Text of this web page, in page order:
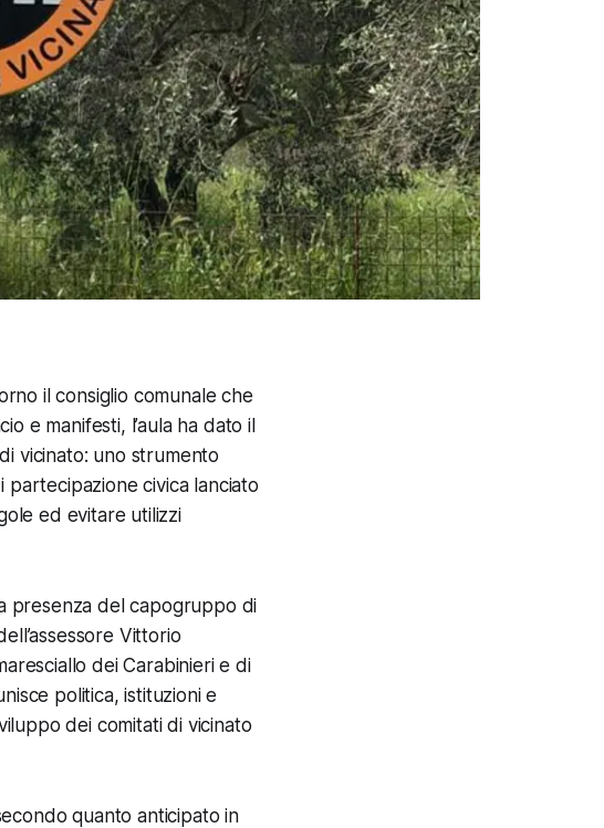
il consiglio comunale che
e manifesti, l’aula ha dato il
vicinato: uno strumento
partecipazione civica lanciato
ed evitare utilizzi
presenza del capogruppo di
Vittorio
dei Carabinieri e di
politica, istituzioni e
dei comitati di vicinato
quanto anticipato in